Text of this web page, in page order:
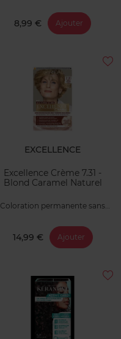
8,99 € Ajouter
EXCELLENCE
Excellence Crème 7.31 -
Blond Caramel Naturel
Coloration permanente sans
14,99 € Ajouter